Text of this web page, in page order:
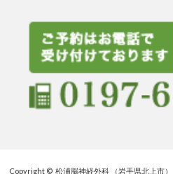
Copyright ©松浦脳神経外科 （岩手県北上市）